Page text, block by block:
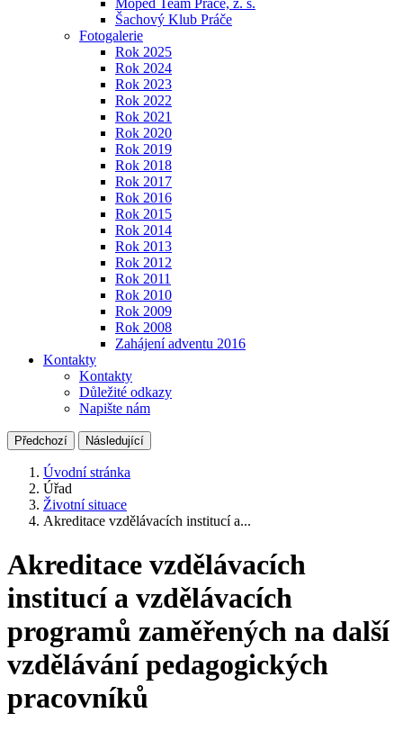
Moped Team Práče, z. s.
Šachový Klub Práče
Fotogalerie
Rok 2025
Rok 2024
Rok 2023
Rok 2022
Rok 2021
Rok 2020
Rok 2019
Rok 2018
Rok 2017
Rok 2016
Rok 2015
Rok 2014
Rok 2013
Rok 2012
Rok 2011
Rok 2010
Rok 2009
Rok 2008
Zahájení adventu 2016
Kontakty
Kontakty
Důležité odkazy
Napište nám
Předchozí Následující
Úvodní stránka
Úřad
Životní situace
Akreditace vzdělávacích institucí a...
Akreditace vzdělávacích
institucí a vzdělávacích
programů zaměřených na další
vzdělávání pedagogických
pracovníků